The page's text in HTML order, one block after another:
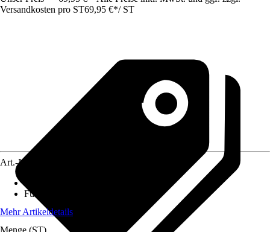
Versandkosten pro ST69,95 €*/ ST
Art.-Nr.
Funktionen
Mehr Artikeldetails
Menge (ST)